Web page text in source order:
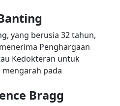
yang berusia 32 tahun,
Penghargaan
Kedokteran untuk
pada
Bragg